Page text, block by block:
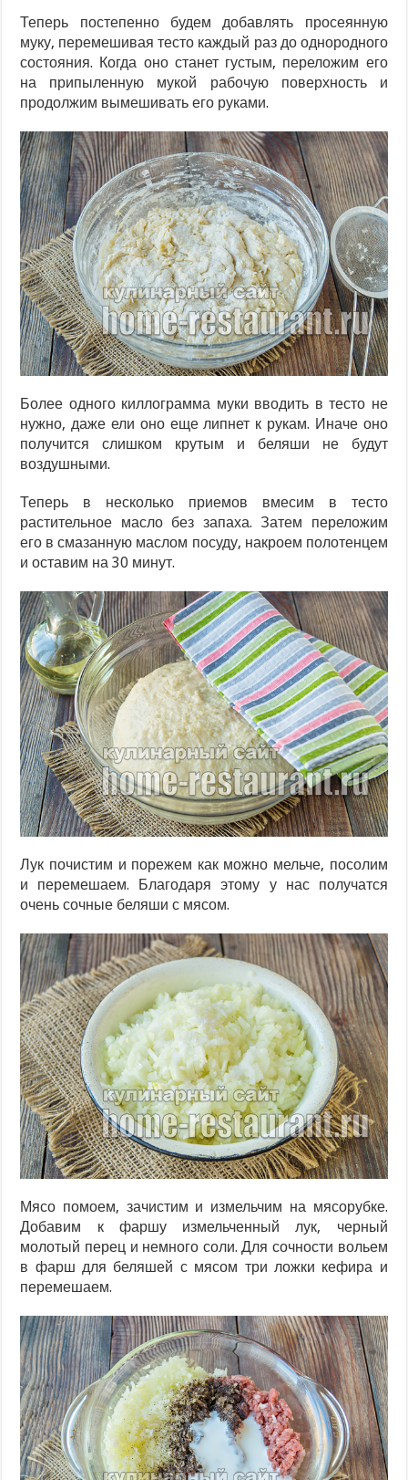
Теперь постепенно будем добавлять просеянную
муку, перемешивая тесто каждый раз до однородного
состояния. Когда оно станет густым, переложим его
на припыленную мукой рабочую поверхность и
продолжим вымешивать его руками.
Более одного киллограмма муки вводить в тесто не
нужно, даже ели оно еще липнет к рукам. Иначе оно
получится слишком крутым и беляши не будут
воздушными.
Теперь в несколько приемов вмесим в тесто
растительное масло без запаха. Затем переложим
его в смазанную маслом посуду, накроем полотенцем
и оставим на 30 минут.
Лук почистим и порежем как можно мельче, посолим
и перемешаем. Благодаря этому у нас получатся
очень сочные беляши с мясом.
Мясо помоем, зачистим и измельчим на мясорубке.
Добавим к фаршу измельченный лук, черный
молотый перец и немного соли. Для сочности вольем
в фарш для беляшей с мясом три ложки кефира и
перемешаем.